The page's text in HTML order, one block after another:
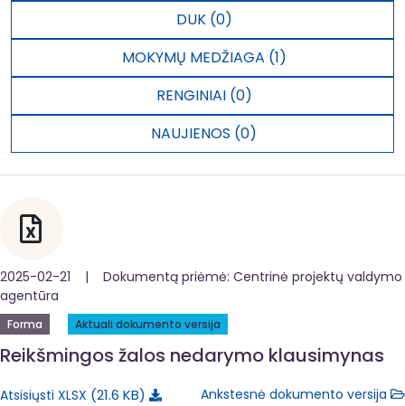
DUK (0)
MOKYMŲ MEDŽIAGA (1)
RENGINIAI (0)
NAUJIENOS (0)
2025-02-21 | Dokumentą priėmė: Centrinė projektų valdymo
agentūra
Forma Aktuali dokumento versija
Reikšmingos žalos nedarymo klausimynas
Atsisiųsti XLSX 21.6 KB
Ankstesnė dokumento versija